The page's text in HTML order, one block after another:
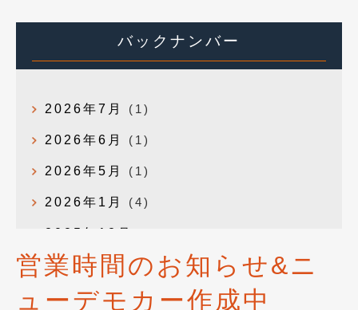
バックナンバー
2026年7月 (1)
2026年6月 (1)
2026年5月 (1)
2026年1月 (4)
2025年12月
2025年10月(1)
2025年8月 (2)
営業時間のお知らせ&ニ
ューデモカー作成中